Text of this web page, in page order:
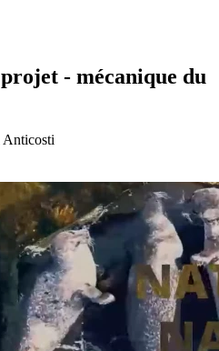
- mécanique du
Anticosti